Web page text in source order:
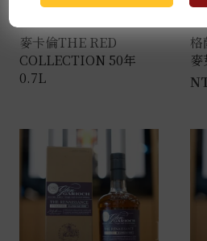
麥卡倫THE RED
COLLECTION 50年
0.7L
格